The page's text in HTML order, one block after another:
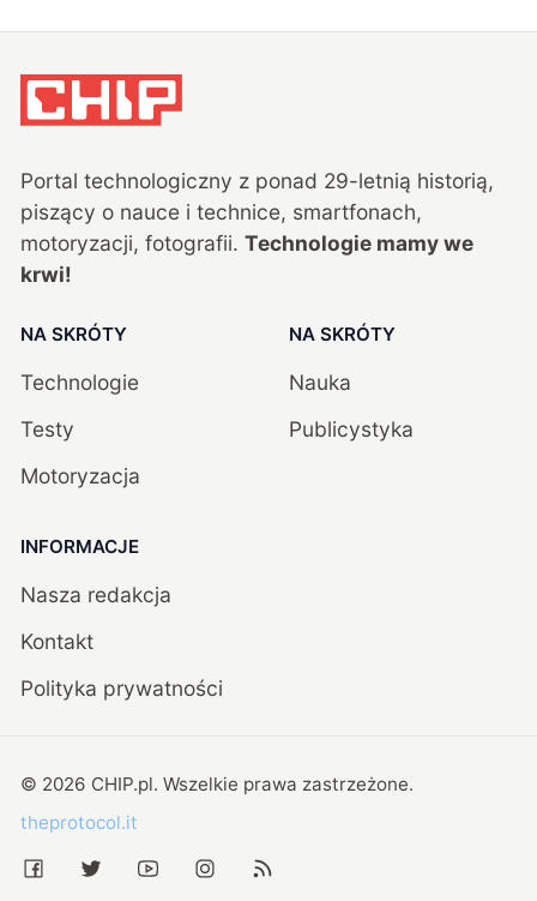
Portal technologiczny z ponad 29-letnią historią,
piszący o nauce i technice, smartfonach,
motoryzacji, fotografii. Technologie mamy we
krwi!
NA SKRÓTY
Technologie
Testy
Motoryzacja
NA SKRÓTY
Nauka
Publicystyka
INFORMACJE
Nasza redakcja
Kontakt
Polityka prywatności
© 2026 CHIP.pl. Wszelkie prawa zastrzeżone.
theprotocol.it